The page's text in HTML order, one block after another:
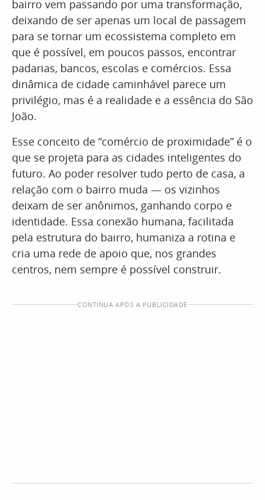
bairro vem passando por uma transformação,
deixando de ser apenas um local de passagem
para se tornar um ecossistema completo em
que é possível, em poucos passos, encontrar
padarias, bancos, escolas e comércios. Essa
dinâmica de cidade caminhável parece um
privilégio, mas é a realidade e a essência do São
João.
Esse conceito de “comércio de proximidade” é o
que se projeta para as cidades inteligentes do
futuro. Ao poder resolver tudo perto de casa, a
relação com o bairro muda — os vizinhos
deixam de ser anônimos, ganhando corpo e
identidade. Essa conexão humana, facilitada
pela estrutura do bairro, humaniza a rotina e
cria uma rede de apoio que, nos grandes
centros, nem sempre é possível construir.
CONTINUA APÓS A PUBLICIDADE